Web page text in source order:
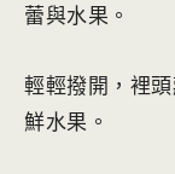
蕾與水果。
輕輕撥開，裡
鮮水果。